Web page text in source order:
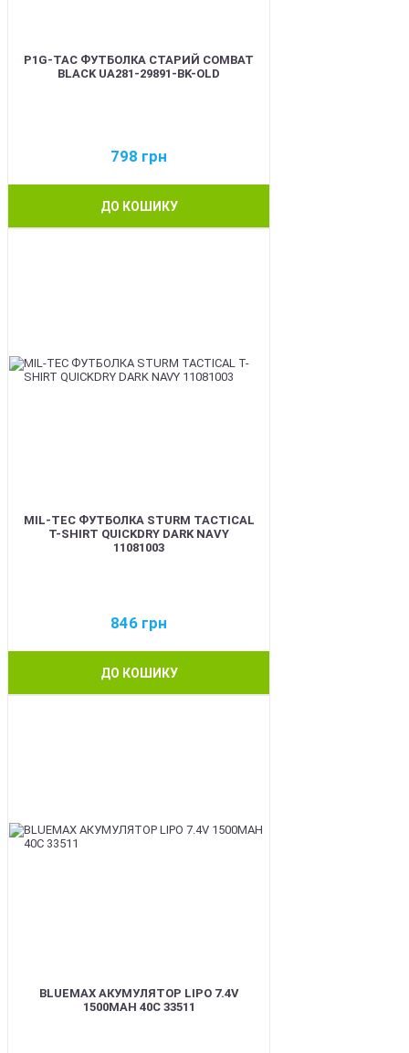
P1G-TAC ФУТБОЛКА СТАРИЙ COMBAT
BLACK UA281-29891-BK-OLD
798 грн
ДО КОШИКУ
MIL-TEC ФУТБОЛКА STURM TACTICAL
T-SHIRT QUICKDRY DARK NAVY
11081003
846 грн
ДО КОШИКУ
BLUEMAX АКУМУЛЯТОР LIPO 7.4V
1500MAH 40C 33511